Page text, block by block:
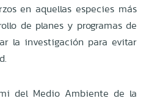
en aquellas especies más
de planes y programas de
la investigación para evitar
del Medio Ambiente de la